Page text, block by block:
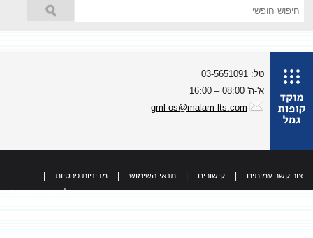
טל: 03-5651091
א'-ה' 08:00 – 16:00
gml-os@malam-lts.com
צור קשר עמיתים קישורים תנאי השימוש מדיניות פרטיות
כל הזכויות שמורות